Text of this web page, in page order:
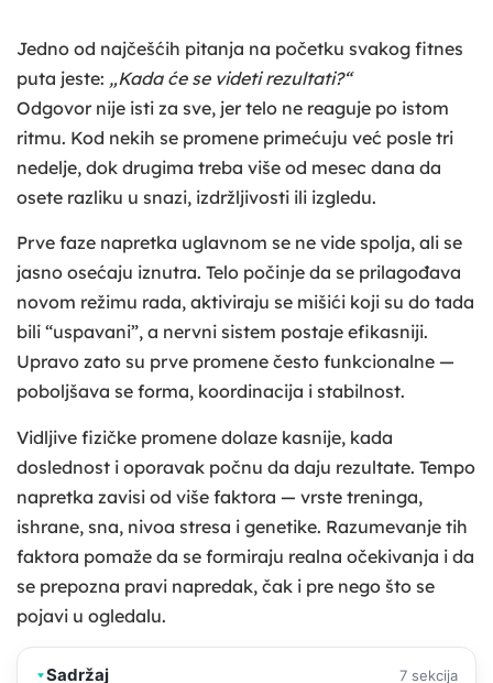
Jedno od najčešćih pitanja na početku svakog fitnes
puta jeste: „Kada će se videti rezultati?“
Odgovor nije isti za sve, jer telo ne reaguje po istom
ritmu. Kod nekih se promene primećuju već posle tri
nedelje, dok drugima treba više od mesec dana da
osete razliku u snazi, izdržljivosti ili izgledu.
Prve faze napretka uglavnom se ne vide spolja, ali se
jasno osećaju iznutra. Telo počinje da se prilagođava
novom režimu rada, aktiviraju se mišići koji su do tada
bili “uspavani”, a nervni sistem postaje efikasniji.
Upravo zato su prve promene često funkcionalne —
poboljšava se forma, koordinacija i stabilnost.
Vidljive fizičke promene dolaze kasnije, kada
doslednost i oporavak počnu da daju rezultate. Tempo
napretka zavisi od više faktora — vrste treninga,
ishrane, sna, nivoa stresa i genetike. Razumevanje tih
faktora pomaže da se formiraju realna očekivanja i da
se prepozna pravi napredak, čak i pre nego što se
pojavi u ogledalu.
Sadržaj 7 sekcija